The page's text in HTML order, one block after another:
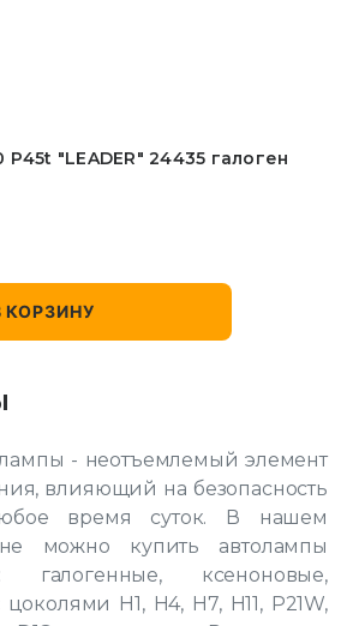
"LEADER" 24435 галоген
КОРЗИНУ
- неотъемлемый элемент
влияющий на безопасность
время суток. В нашем
можно купить автолампы
галогенные, ксеноновые,
H1, H4, H7, H11, P21W,